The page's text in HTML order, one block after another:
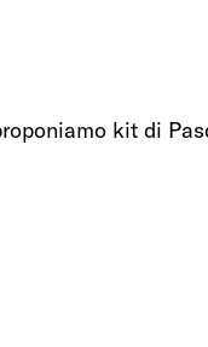
kit di